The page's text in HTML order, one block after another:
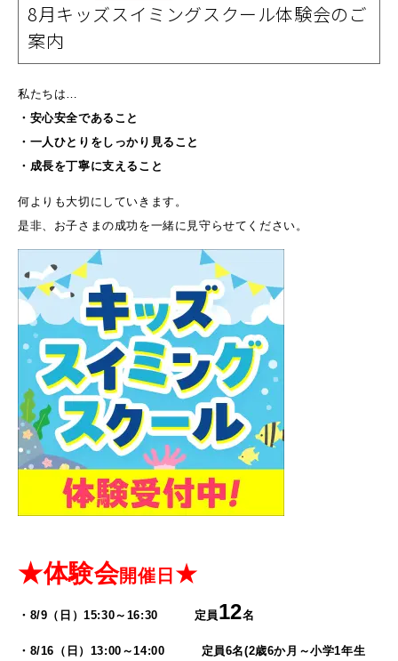
8月キッズスイミングスクール体験会のご
案内
私たちは…
・安心安全であること
・一人ひとりをしっかり見ること
・成長を丁寧に支えること
何よりも大切にしていきます。
是非、お子さまの成功を一緒に見守らせてください。
★体験会開催日 ★
・8/9（日）15:30～16:30 定員 12名
・8/16（日）13:00～14:00 定員6名(2歳6か月～小学1年生